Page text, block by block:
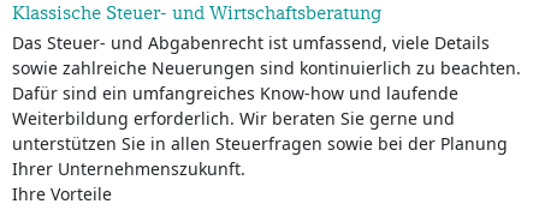
Klassische Steuer- und Wirtschaftsberatung
Das Steuer- und Abgabenrecht ist umfassend, viele Details
sowie zahlreiche Neuerungen sind kontinuierlich zu beachten.
Dafür sind ein umfangreiches Know-how und laufende
Weiterbildung erforderlich. Wir beraten Sie gerne und
unterstützen Sie in allen Steuerfragen sowie bei der Planung
Ihrer Unternehmenszukunft.
Ihre Vorteile